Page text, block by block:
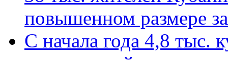
повышенном размере
С начала года 4,8 тыс.